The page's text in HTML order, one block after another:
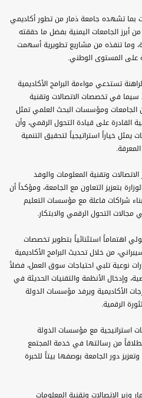
بما تشهده جامعة ذمار من تطور أكاديمي
الجامعات اليمنية بفضل ما حققته
وما تنفذه من مشاريع تطويرية أسهمت
على المستوى الوطني.
تستدعي مواءمة البرامج الأكاديمية
سيما في تخصصات الاتصالات وتقنية
الجامعات ومؤسسات البحث العلمي تمثل
القادرة على قيادة التحول الرقمي، وأن
خياراً استراتيجياً لتحقيق التنمية
وتقنية المعلومات والوفد
بتعزيز التعاون مع الجامعة، ومؤكداً أن
شراكات فاعلة مع مؤسسات التعليم
التحول الرقمي والابتكار.
اهتماماً استثنائياً بتطوير تخصصات
من خلال تحديث البرامج الأكاديمية
نوعية تلبي احتياجات سوق العمل، فضلاً
وإدخال الأنظمة والتقنيات الحديثة في
الأكاديمية ويرفد مؤسسات الدولة
الرقمية.
استراتيجية مع مؤسسات الدولة
من رسالتها في خدمة المجتمع
دور الجامعة بوصفها بيتاً للخبرة
الاتصالات وتقنية المعلومات